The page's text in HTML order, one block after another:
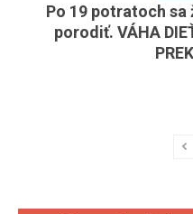
Po 19 potratoch sa
porodiť. VÁHA